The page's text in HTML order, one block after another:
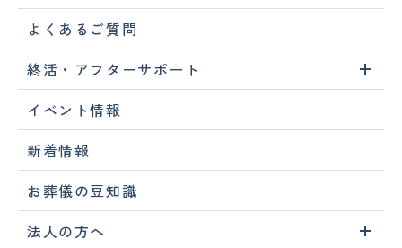
よくあるご質問
終活・アフターサポート
イベント情報
新着情報
お葬儀の豆知識
法人の方へ